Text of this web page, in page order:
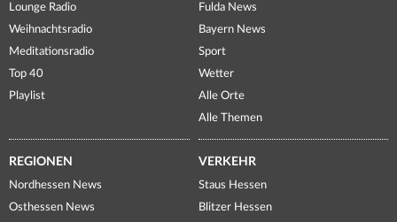
Lounge Radio
Weihnachtsradio
Meditationsradio
Top 40
Playlist
Fulda News
Bayern News
Sport
Wetter
Alle Orte
Alle Themen
REGIONEN
Nordhessen News
Osthessen News
VERKEHR
Staus Hessen
Blitzer Hessen